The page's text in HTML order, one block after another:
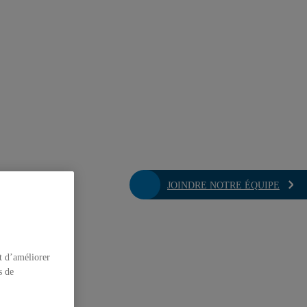
JOINDRE NOTRE ÉQUIPE
d’améliorer
de